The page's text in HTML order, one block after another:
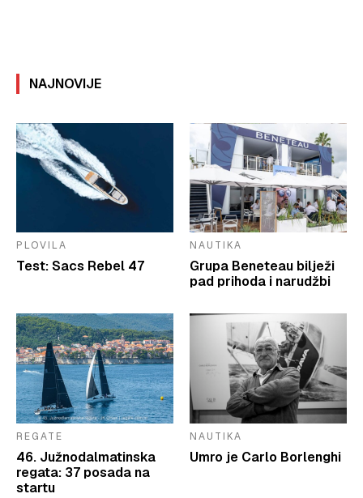
NAJNOVIJE
PLOVILA
Test: Sacs Rebel 47
NAUTIKA
Grupa Beneteau bilježi
pad prihoda i narudžbi
REGATE
46. Južnodalmatinska
regata: 37 posada na
startu
NAUTIKA
Umro je Carlo Borlenghi